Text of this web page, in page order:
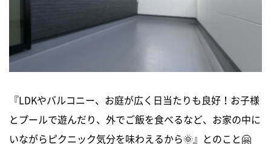
『LDKやバルコニー、お庭が広く日当たりも良好！お子様
とプールで遊んだり、外でご飯を食べるなど、お家の中に
いながらピクニック気分を味わえるから🌞』とのこと🤗